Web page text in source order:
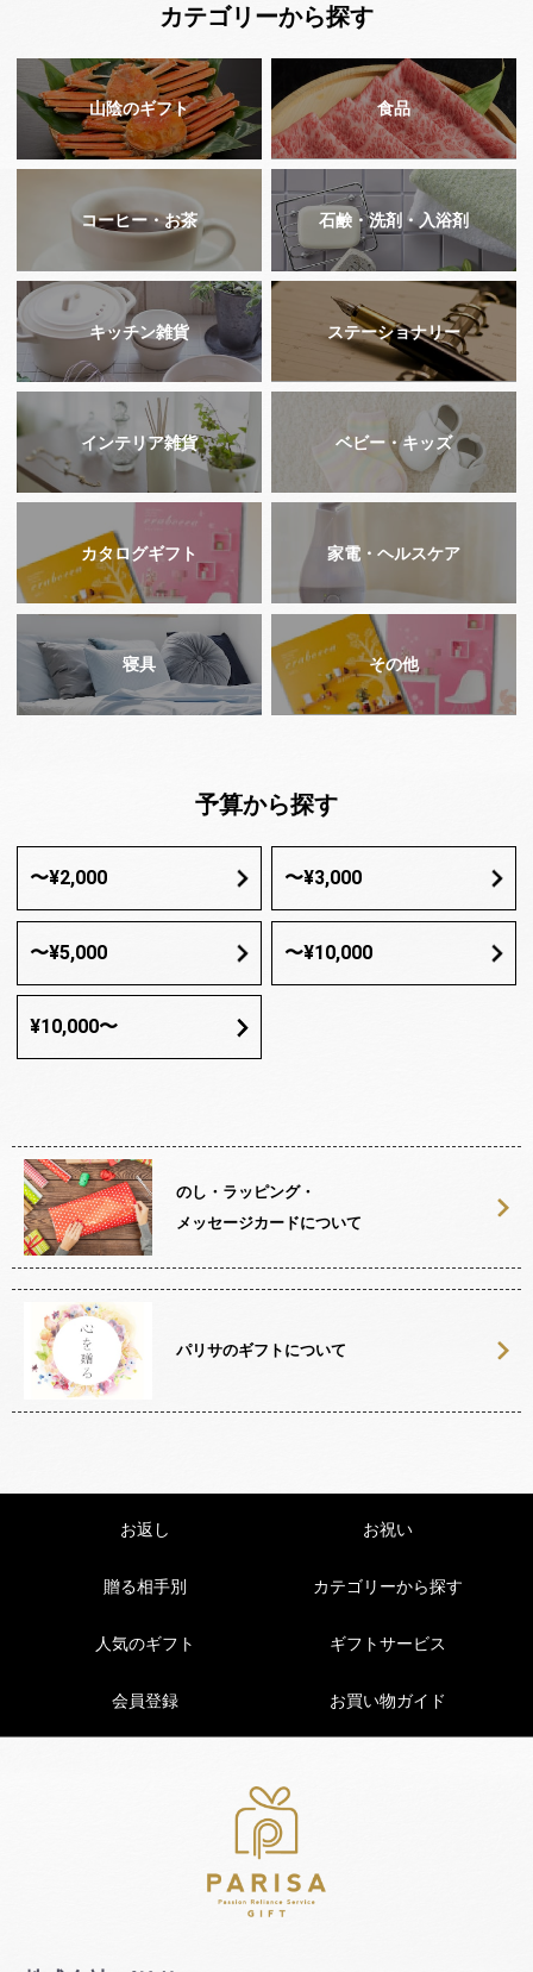
カテゴリーから探す
山陰のギフト 食品
コーヒー・お茶 石鹸・洗剤・入浴剤
キッチン雑貨 ステーショナリー
インテリア雑貨 ベビー・キッズ
カタログギフト 家電・ヘルスケア
寝具 その他
予算から探す
〜¥2,000 〜¥3,000
〜¥5,000 〜¥10,000
¥10,000〜
のし・ラッピング・
メッセージカードについて
パリサのギフトについて
お返し お祝い
贈る相手別 カテゴリーから探す
人気のギフト ギフトサービス
会員登録 お買い物ガイド